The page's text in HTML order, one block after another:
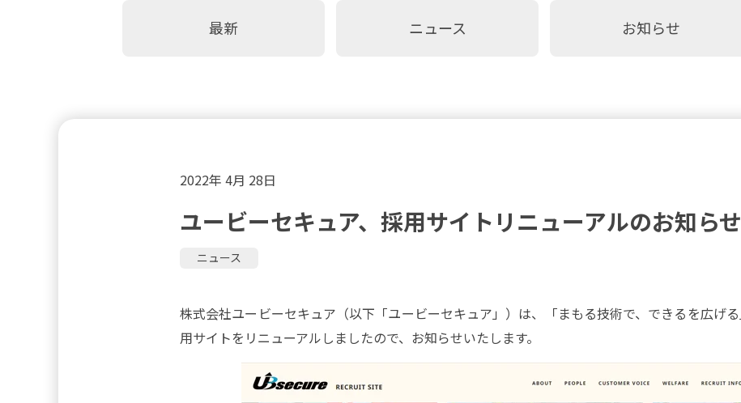
最新 ニュース お知らせ
2022年 4月 28日
ユービーセキュア、採用サイトリニューアルのお知らせ
ニュース
株式会社ユービーセキュア（以下「ユービーセキュア」）は、「まもる技術で、できるを広げる
用サイトをリニューアルしましたので、お知らせいたします。